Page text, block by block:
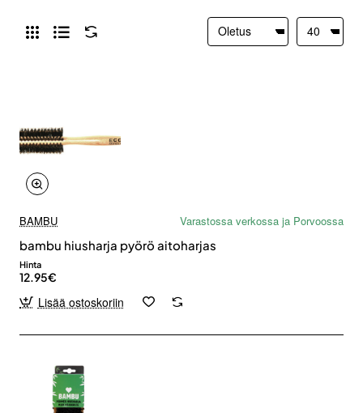
BAMBU
Varastossa verkossa ja Porvoossa
bambu hiusharja pyörö aitoharjas
Hinta
12.95€
Lisää ostoskoriin